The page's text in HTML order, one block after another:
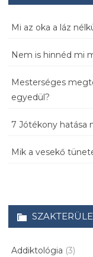
Mi az oka a láz
Nem is hinnéd mi
Mesterséges
egyedül?
7 Jótékony hatása
Mik a vesekő
Addiktológia (3)